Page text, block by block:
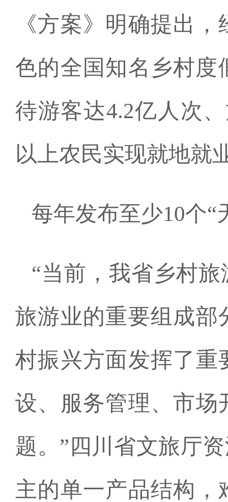
《方案》明确提出
色的全国知名乡村度
待游客达4.2亿人次
以上农民实现就地就
每年发布至少10个“
“当前，我省乡村
旅游业的重要组成部
村振兴方面发挥了重
设、服务管理、市场
题。”四川省文旅厅
主的单一产品结构